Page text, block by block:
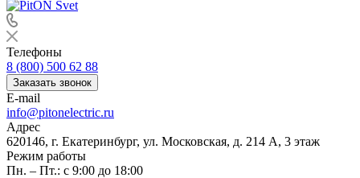
Телефоны
8 (800) 500 62 88
Заказать звонок
E-mail
info@pitonelectric.ru
Адрес
620146, г. Екатеринбург, ул. Московская, д. 214 А, 3 этаж
Режим работы
Пн. – Пт.: с 9:00 до 18:00